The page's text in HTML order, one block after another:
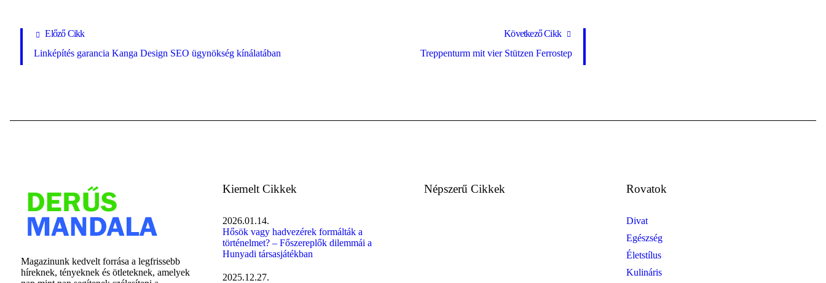
Előző Cikk
Linképítés garancia Kanga Design SEO ügynökség kínálatában
Következő Cikk
Treppenturm mit vier Stützen Ferrostep
Magazinunk kedvelt forrása a legfrissebb
híreknek, tényeknek és ötleteknek, amelyek
Kiemelt Cikkek
2026.01.14.
Hősök vagy hadvezérek formálták a
történelmet? – Főszereplők dilemmái a
Hunyadi társasjátékban
2025.12.27.
Népszerű Cikkek Rovatok
Divat
Egészség
Életstílus
Kulináris